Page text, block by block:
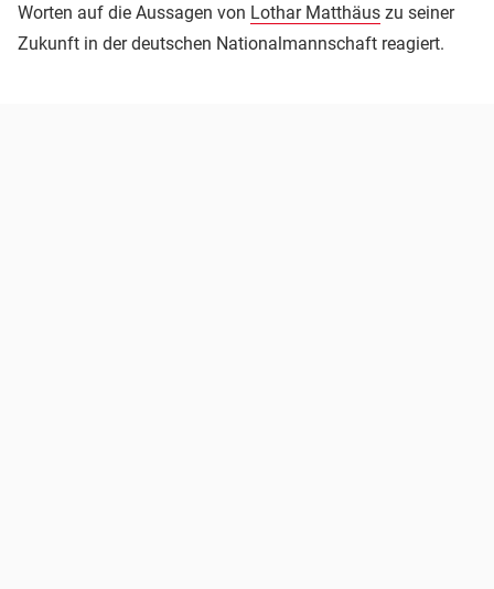
Worten auf die Aussagen von Lothar Matthäus zu seiner
Zukunft in der deutschen Nationalmannschaft reagiert.